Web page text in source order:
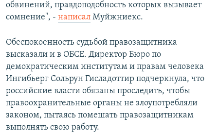
обвинений, правдоподобность которых вызывает
сомнение", - написал Муйжниекс.
Обеспокоенность судьбой правозащитника
высказали и в ОБСЕ. Директор Бюро по
демократическим институтам и правам человека
Ингибьерг Сольрун Гисладоттир подчеркнула, что
российские власти обязаны проследить, чтобы
правоохранительные органы не злоупотребляли
законом, пытаясь помешать правозащитникам
выполнять свою работу.